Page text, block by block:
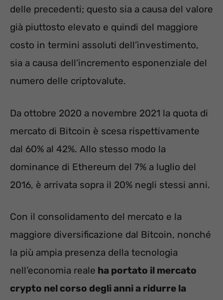
delle precedenti; questo sia a causa del valore
già piuttosto elevato e quindi del maggiore
costo in termini assoluti dell’investimento,
sia a causa dell’incremento esponenziale del
numero delle criptovalute.
Da ottobre 2020 a novembre 2021 la quota di
mercato di Bitcoin è scesa rispettivamente
dal 60% al 42%. Allo stesso modo la
dominance di Ethereum del 7% a luglio del
2016, è arrivata sopra il 20% negli stessi anni.
Con il consolidamento del mercato e la
maggiore diversificazione dal Bitcoin, nonché
la più ampia presenza della tecnologia
nell’economia reale ha portato il mercato
crypto nel corso degli anni a ridurre la